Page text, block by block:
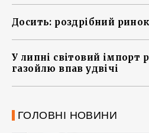
Досить: роздрібний
У липні світовий імпорт
газойлю впав удвічі
ГОЛОВНІ НОВИНИ